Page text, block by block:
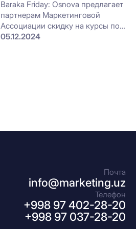
Baraka Friday: Osnova предлагает
партнерам Маркетинговой
Ассоциации скидку на курсы по
маркетингу до 35% и курс по AI в
05.12.2024
Почта
info@marketing.uz
Телефон
+998 97 402-28-20
+998 97 037-28-20